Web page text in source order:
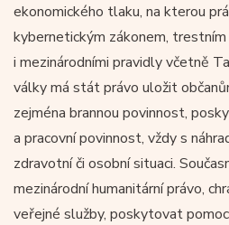
ekonomického tlaku, na kterou
kybernetickým zákonem,
i mezinárodními pravidly včetně
války má stát právo uložit
zejména brannou povinnost,
a pracovní povinnost, vždy s
zdravotní či osobní situaci.
mezinárodní humanitární právo,
veřejné služby, poskytovat